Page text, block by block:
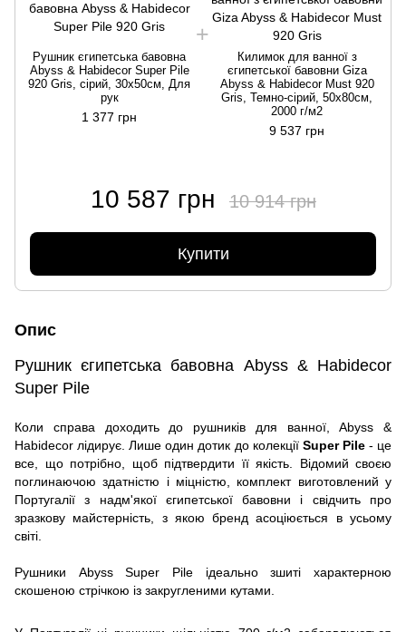
Рушник єгипетська бавовна
Abyss & Habidecor Super Pile
920 Gris, сірий, 30х50см, Для
рук
1 377 грн
Килимок для ванної з
єгипетської бавовни Giza
Abyss & Habidecor Must 920
Gris, Темно-сірий, 50х80см,
2000 г/м2
9 537 грн
10 587 грн 10 914 грн
Купити
Опис
Рушник єгипетська бавовна Abyss & Habidecor
Super Pile
Коли справа доходить до рушників для ванної, Abyss &
Habidecor лідирує. Лише один дотик до колекції Super Pile- це
все, що потрібно, щоб підтвердити її якість. Відомий своєю
поглинаючою здатністю і міцністю, комплект виготовлений у
Португалії з надм'якої єгипетської бавовни і свідчить про
зразкову майстерність, з якою бренд асоціюється в усьому
світі.
Рушники Abyss Super Pile ідеально зшиті характерною
скошеною стрічкою із закругленими кутами.